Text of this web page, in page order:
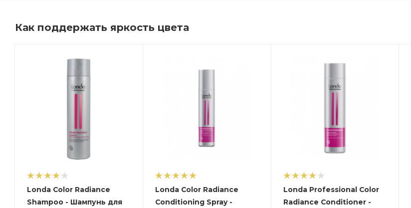
Как поддержать яркость цвета
Londa Color Radiance
Shampoo - Шампунь для
Londa Color Radiance
Conditioning Spray -
Londa Professional Color
Radiance Conditioner -